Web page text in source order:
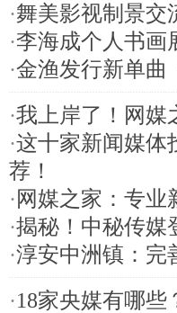
·舞美影视制景交
·李海成个人书画
·金渔发行新单曲
·我上岸了！网媒
·这十家新闻媒体
荐！
· 网媒之家：专
·揭秘！中秘传媒
·淳安中洲镇：完
·18家央媒有哪